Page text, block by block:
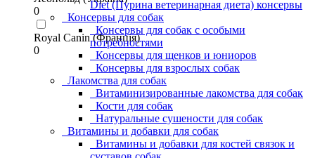
0
Royal Canin (Франція)
0
Diet (Пурина ветеринарная диета) консервы
Консервы для собак
Консервы для собак с особыми
потребностями
Консервы для щенков и юниоров
Консервы для взрослых собак
Лакомства для собак
Витаминизированные лакомства для собак
Кости для собак
Натуральные сушености для собак
Витамины и добавки для собак
Витамины и добавки для костей связок и